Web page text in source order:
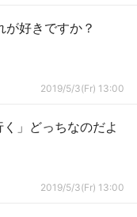
が好きですか？
2019/5/3(Fr) 13:00
く」どっちなのだよ
2019/5/3(Fr) 13:00